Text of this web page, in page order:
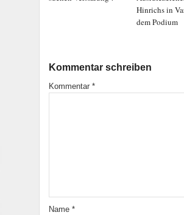
Hinrichs in
dem Podium
Kommentar schreiben
Kommentar *
Name *